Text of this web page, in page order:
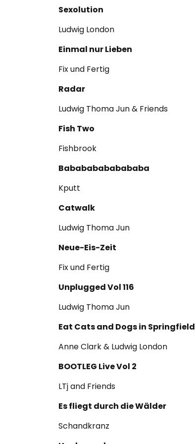
Sexolution
Ludwig London
Einmal nur Lieben
Fix und Fertig
Radar
Ludwig Thoma Jun & Friends
Fish Two
Fishbrook
Babababababababa
Kputt
Catwalk
Ludwig Thoma Jun
Neue-Eis-Zeit
Fix und Fertig
Unplugged Vol 116
Ludwig Thoma Jun
Eat Cats and Dogs in Springfield
Anne Clark & Ludwig London
BOOTLEG Live Vol 2
LTj and Friends
Es fliegt durch die Wälder
Schandkranz